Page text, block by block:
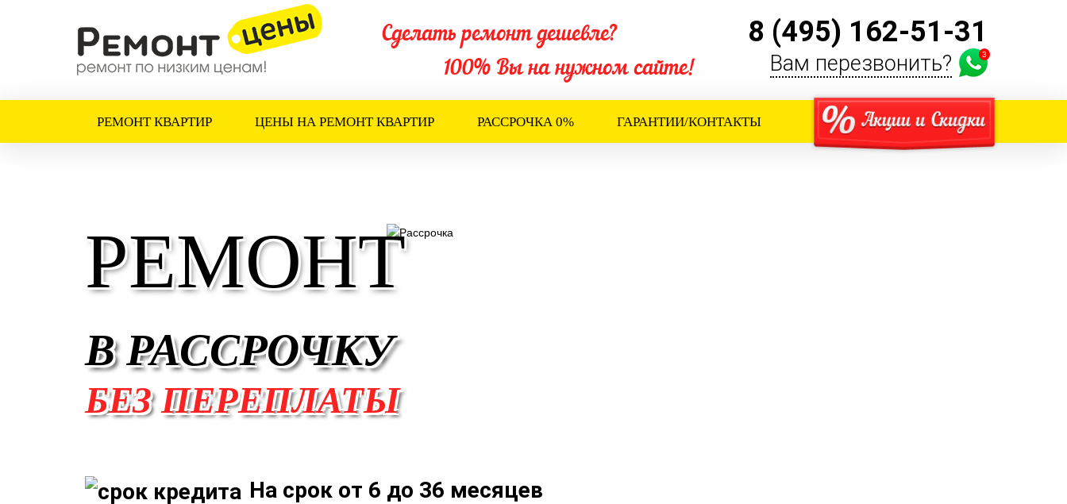
Сделать ремонт дешевле?
100% Вы на нужном сайте!
8 (495) 162-51-31
Вам перезвонить? 3
РЕМОНТ КВАРТИР ЦЕНЫ НА РЕМОНТ КВАРТИР РАССРОЧКА 0% ГАРАНТИИ/КОНТАКТЫ
РЕМОНТ
В РАССРОЧКУ
БЕЗ ПЕРЕПЛАТЫ
На срок от 6 до 36 месяцев